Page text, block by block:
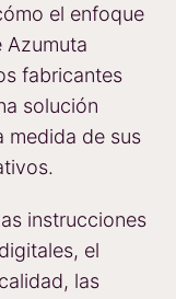
el enfoque
Azumuta
fabricantes
solución
medida de sus
instrucciones
el
las